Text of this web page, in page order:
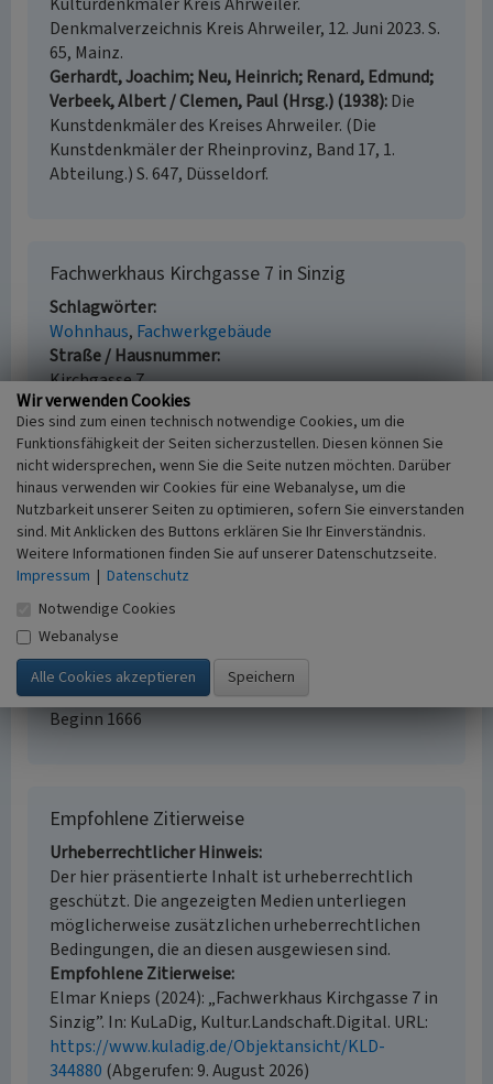
Denkmalverzeichnis Kreis Ahrweiler, 12. Juni 2023. S.
65, Mainz.
Gerhardt, Joachim; Neu, Heinrich; Renard, Edmund;
Verbeek, Albert / Clemen, Paul (Hrsg.) (1938) Die
Kunstdenkmäler des Kreises Ahrweiler. (Die
Kunstdenkmäler der Rheinprovinz, Band 17, 1.
Abteilung.) S. 647, Düsseldorf.
Fachwerkhaus Kirchgasse 7 in Sinzig
Schlagwörter
Wohnhaus Fachwerkgebäude
Straße / Hausnummer
Kirchgasse 7
Ort
53489 Sinzig
Gesetzlich geschütztes Kulturdenkmal
Geschütztes Kulturdenkmal gem. § 8 DSchG
Rheinland-Pfalz
Fachsicht(en)
Kulturlandschaftspflege, Denkmalpflege
Erfassungsmaßstab
i.d.R. 1:5.000 (größer als 1:20.000)
Erfassungsmethode
Geländebegehung/-kartierung,
Literaturauswertung
Historischer Zeitraum
Beginn 1666
Empfohlene Zitierweise
Urheberrechtlicher Hinweis
Der hier präsentierte Inhalt ist urheberrechtlich
geschützt. Die angezeigten Medien unterliegen
möglicherweise zusätzlichen urheberrechtlichen
Bedingungen, die an diesen ausgewiesen sind.
Empfohlene Zitierweise
Elmar Knieps (2024): „Fachwerkhaus Kirchgasse 7 in
Sinzig”. In: KuLaDig, Kultur.Landschaft.Digital. URL:
https://www.kuladig.de/Objektansicht/KLD-
344880 (Abgerufen: 9. August 2026)
Wir verwenden Cookies
Dies sind zum einen technisch notwendige Cookies, um die
Funktionsfähigkeit der Seiten sicherzustellen. Diesen können Sie
nicht widersprechen, wenn Sie die Seite nutzen möchten. Darüber
hinaus verwenden wir Cookies für eine Webanalyse, um die
Nutzbarkeit unserer Seiten zu optimieren, sofern Sie einverstanden
sind. Mit Anklicken des Buttons erklären Sie Ihr Einverständnis.
Weitere Informationen finden Sie auf unserer Datenschutzseite.
Impressum | Datenschutz
Notwendige Cookies
Webanalyse